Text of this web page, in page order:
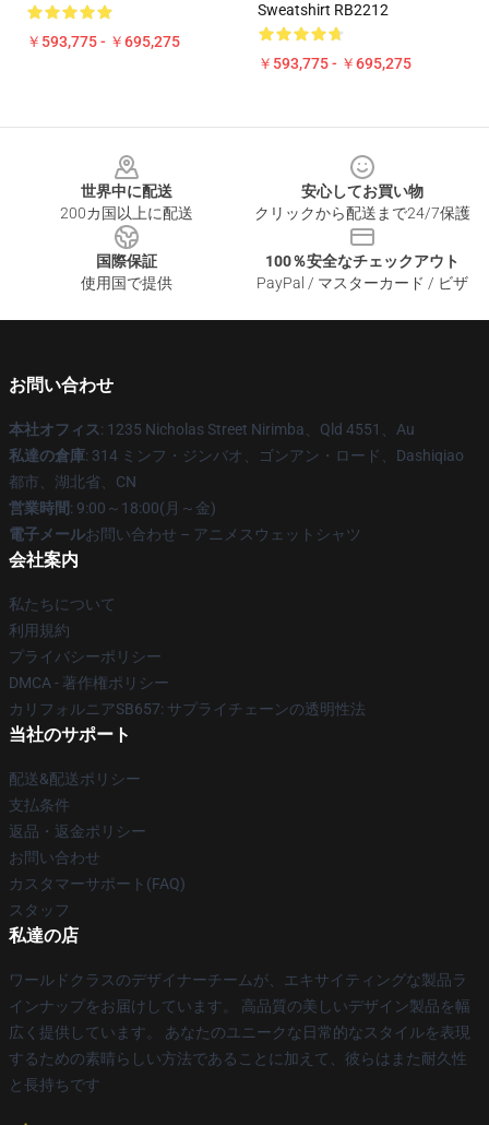
￥593,775 - ￥695,275
Sweatshirt RB2212
￥593,775 - ￥695,275
世界中に配送
200カ国以上に配送
安心してお買い物
クリックから配送まで24/7保護
国際保証
使用国で提供
100％安全なチェックアウト
PayPal / マスターカード / ビザ
お問い合わせ
本社オフィス: 1235 Nicholas Street Nirimba、Qld 4551、Au
私達の倉庫: 314 ミンフ・ジンバオ、ゴンアン・ロード、Dashiqiao
都市、湖北省、CN
営業時間: 9:00～18:00(月～金)
電子メールお問い合わせ – アニメスウェットシャツ
会社案内
私たちについて
利用規約
プライバシーポリシー
DMCA - 著作権ポリシー
カリフォルニアSB657: サプライチェーンの透明性法
当社のサポート
配送&配送ポリシー
支払条件
返品・返金ポリシー
お問い合わせ
カスタマーサポート(FAQ)
スタッフ
私達の店
ワールドクラスのデザイナーチームが、エキサイティングな製品ラ
インナップをお届けしています。 高品質の美しいデザイン製品を幅
広く提供しています。 あなたのユニークな日常的なスタイルを表現
するための素晴らしい方法であることに加えて、彼らはまた耐久性
と長持ちです